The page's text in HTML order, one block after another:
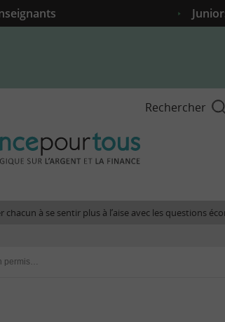
Rechercher
finance
site
à se sentir plus à l’aise avec les questions
Je suis au chômage, je souhaite passer mon permis de conduire et m’acheter une voiture. Ai-je accès au micro-crédit ?